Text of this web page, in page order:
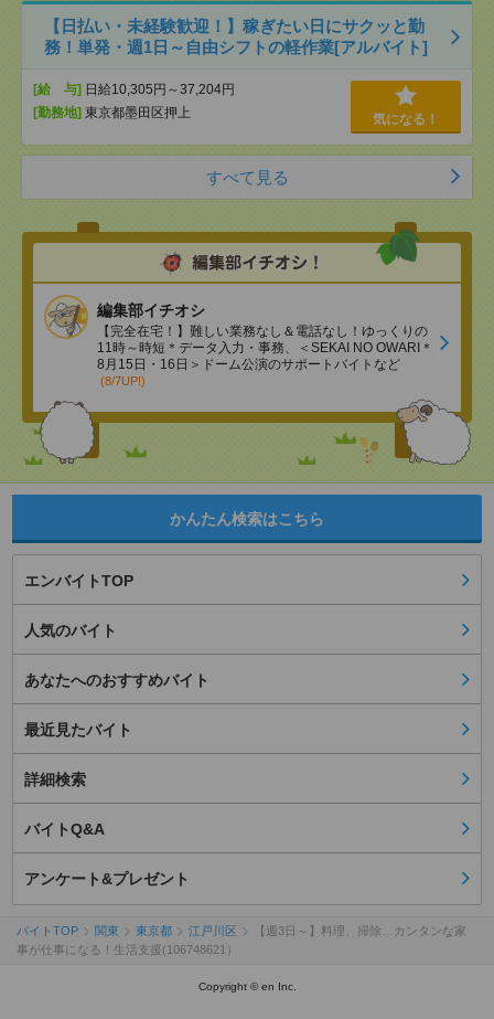
【日払い・未経験歓迎！】稼ぎたい日にサクッと勤
務！単発・週1日～自由シフトの軽作業[アルバイト]
[給 与] 日給10,305円～37,204円
[勤務地] 東京都墨田区押上 気になる！
すべて見る
編集部イチオシ
【完全在宅！】難しい業務なし＆電話なし！ゆっくりの
11時～時短＊データ入力・事務、＜SEKAI NO OWARI＊
8月15日・16日＞ドーム公演のサポートバイトなど
(8/7UP!)
かんたん検索はこちら
エンバイトTOP
人気のバイト
あなたへのおすすめバイト
最近見たバイト
詳細検索
バイトQ&A
アンケート&プレゼント
バイトTOP 関東 東京都 江戸川区
【週3日～】料理、掃除…カンタンな家
事が仕事になる！生活支援(106748621）
Copyright © en Inc.